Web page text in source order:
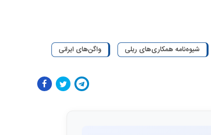
شیوه‌نامه همکاری‌های ریلی واگن‌های ایرانی